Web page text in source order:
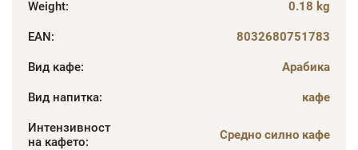
Weight: 0.18 kg
EAN: 8032680751783
Вид кафе: Арабика
Вид напитка: кафе
Интензивност
на кафето: Средно силно кафе